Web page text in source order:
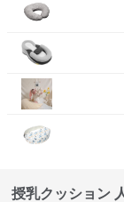
授乳クッション